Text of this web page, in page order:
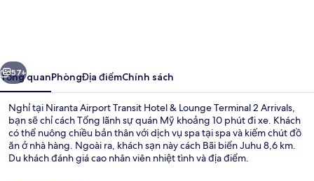
&
Lounge
Terminal
Arrivals
Tiếp
57+
Tổng quanPhòngĐịa điểmChính sách
Nghỉ tại Niranta Airport Transit Hotel & Lounge Terminal 2 Arrivals,
bạn sẽ chỉ cách Tổng lãnh sự quán Mỹ khoảng 10 phút đi xe. Khách
có thể nuông chiều bản thân với dịch vụ spa tại spa và kiếm chút đồ
ăn ở nhà hàng. Ngoài ra, khách sạn này cách Bãi biển Juhu 8,6 km.
Du khách đánh giá cao nhân viên nhiệt tình và địa điểm.